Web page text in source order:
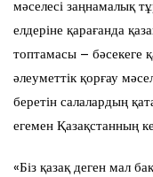
мәселесі заңнамалық
елдеріне қарағанда
топтамасы – бәсекеге
әлеуметтік қорғау
беретін салалардың
егемен Қазақстанның
«Біз қазақ деген мал